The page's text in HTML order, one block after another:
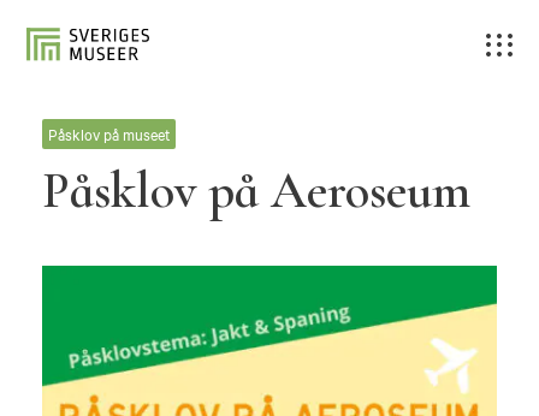
Påsklov på museet
Påsklov på Aeroseum